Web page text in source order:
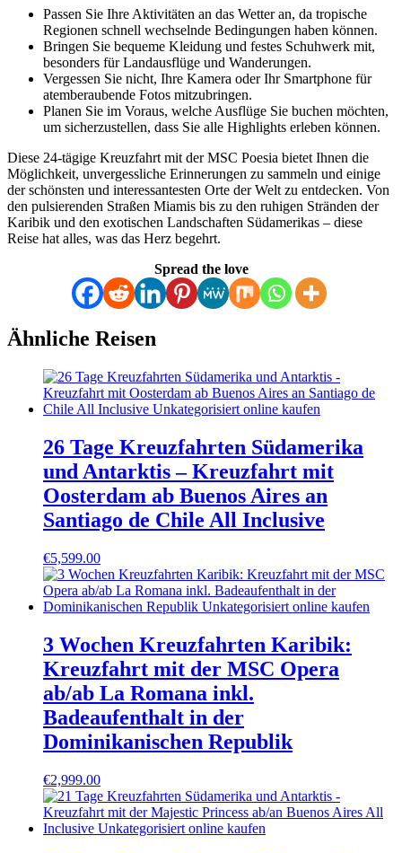
Passen Sie Ihre Aktivitäten an das Wetter an, da tropische
Regionen schnell wechselnde Bedingungen haben können.
Bringen Sie bequeme Kleidung und festes Schuhwerk mit,
besonders für Landausflüge und Wanderungen.
Vergessen Sie nicht, Ihre Kamera oder Ihr Smartphone für
atemberaubende Fotos mitzubringen.
Planen Sie im Voraus, welche Ausflüge Sie buchen möchten,
um sicherzustellen, dass Sie alle Highlights erleben können.
Diese 24-tägige Kreuzfahrt mit der MSC Poesia bietet Ihnen die
Möglichkeit, unvergessliche Erinnerungen zu sammeln und einige
der schönsten und interessantesten Orte der Welt zu entdecken. Von
den pulsierenden Straßen Miamis bis zu den ruhigen Stränden der
Karibik und den exotischen Landschaften Südamerikas – diese
Reise hat alles, was das Herz begehrt.
Spread the love
Ähnliche Reisen
26 Tage Kreuzfahrten Südamerika
und Antarktis – Kreuzfahrt mit
Oosterdam ab Buenos Aires an
Santiago de Chile All Inclusive
€5,599.00
3 Wochen Kreuzfahrten Karibik:
Kreuzfahrt mit der MSC Opera
ab/ab La Romana inkl.
Badeaufenthalt in der
Dominikanischen Republik
€2,999.00